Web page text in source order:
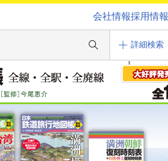
会社情報採用情報
詳細検索